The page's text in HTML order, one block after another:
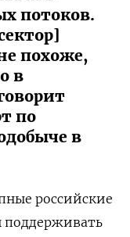
потоков.
похоже,
в
по
в
российские
поддерживать